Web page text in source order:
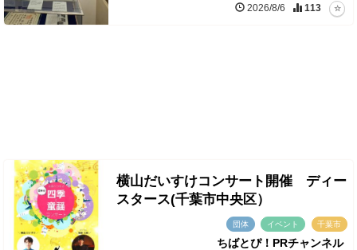
2026/8/6 113
横山だいすけコンサート開催 ディー
スタース(千葉市中央区）
団体 イベント 千葉市
ちばとぴ！PRチャンネル